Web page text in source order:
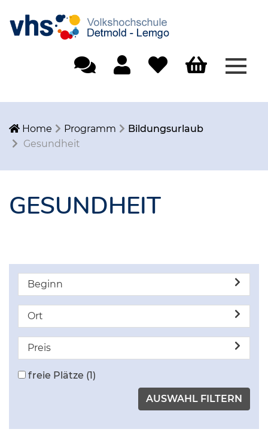
Home Programm
Bildungsurlaub
Gesundheit
GESUNDHEIT
Beginn
Ort
Preis
freie Plätze (1)